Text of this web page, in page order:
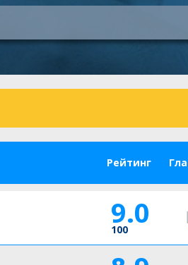
Рейтинг
9.0
100